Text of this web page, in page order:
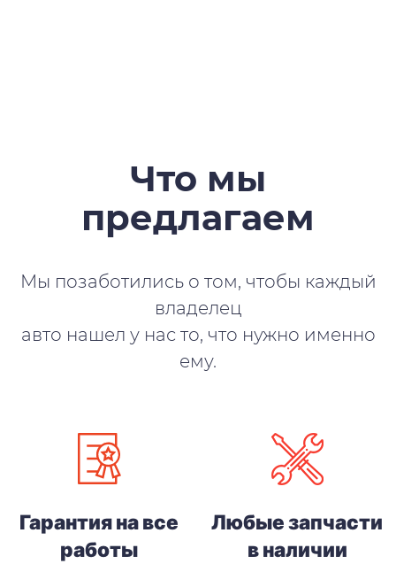
Что мы
предлагаем
Мы позаботились о том, чтобы каждый
владелец
авто нашел у нас то, что нужно именно
ему.
Гарантия на все
работы
Любые запчасти
в наличии